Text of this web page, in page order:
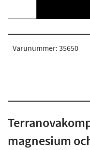
Varunummer: 35650
magnesium